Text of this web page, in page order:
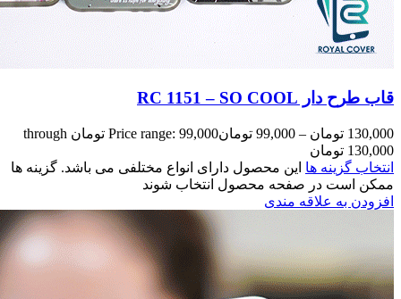
Price range: 99,000 تومان through
مختلفی می باشد. گزینه ها